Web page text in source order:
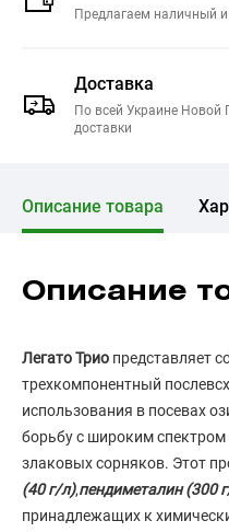
Предлагаем наличный
Доставка
По всей Украине Новой
доставки
Описание товара
Описание
Легато Трио представляет
трехкомпонентный
использования в посевах
борьбу с широким
злаковых сорняков. Этот
(40 г/л),пендиметалин (300
принадлежащих к